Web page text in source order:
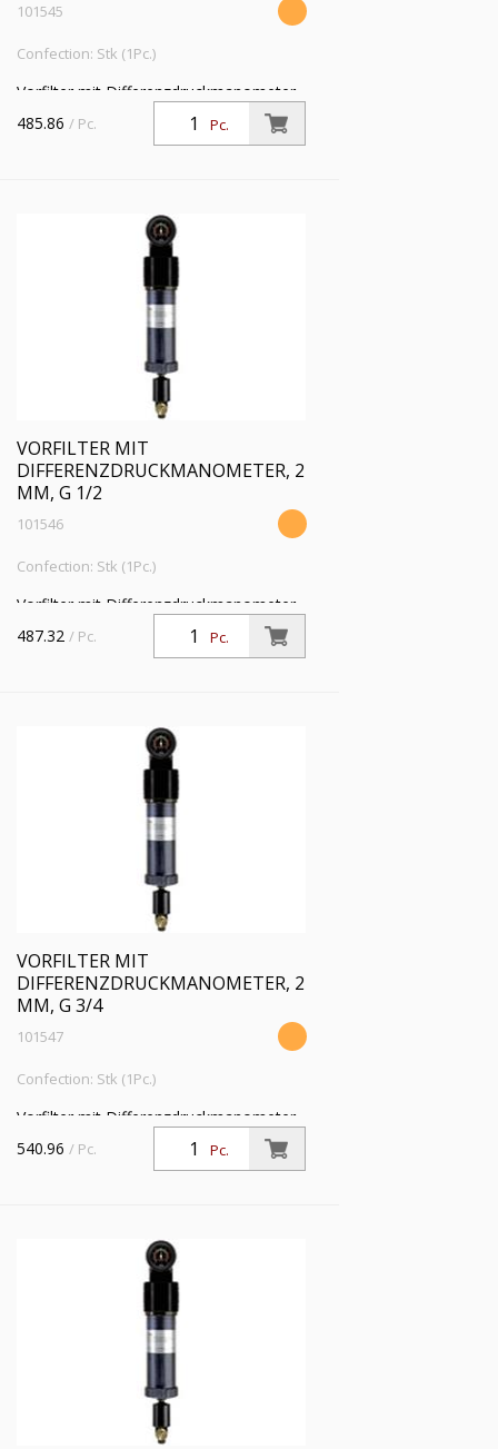
101545
Confection: Stk (1Pc.)
Vorfilter mit Differenzdruckmanometer,
2 µm, G 3/8, Eingangsdruck 4 - 16 bar,
Mediums-Umgebungstemperatur 5 °C
Pc.
485.86 / Pc.
VORFILTER MIT
DIFFERENZDRUCKMANOMETER, 2
ΜM, G 1/2
101546
Confection: Stk (1Pc.)
Vorfilter mit Differenzdruckmanometer,
2 µm, G 1/2, Eingangsdruck 4 - 16 bar,
Mediums-Umgebungstemperatur 5 °C
Pc.
487.32 / Pc.
VORFILTER MIT
DIFFERENZDRUCKMANOMETER, 2
ΜM, G 3/4
101547
Confection: Stk (1Pc.)
Vorfilter mit Differenzdruckmanometer,
2 µm, G 3/4, Eingangsdruck 4 - 16 bar,
Mediums-Umgebungstemperatur 5 °C
Pc.
540.96 / Pc.